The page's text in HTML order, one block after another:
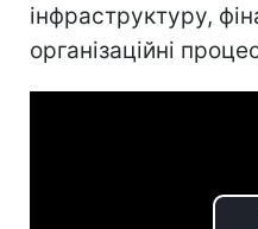
інфраструктуру,
організаційні